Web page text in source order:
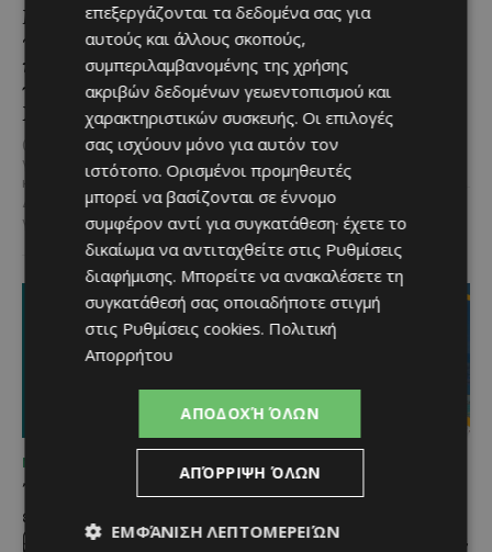
Μια βραδιά γεμάτη
παράδοση, μουσική και
κέφι στον Δελίκηπο για
τη γιορτή του
Χρυσοσώτηρος
@menoumekypro Μια βραδιά
γεμάτη παράδοση, μουσική, χορό
και αυθεντικές γεύσεις στον
Δελίκηπο!
Το κρητικό
γλέντι,...
Βραδινή πεζοπορία στον
Μαχαιρά με τον σκύλο
σου και θέα τις Περσείδες
Αν αγαπάς τις βόλτες στη φύση
και δεν αποχωρίζεσαι ποτέ τον
τετράποδο φίλο σου, τότε αυτή
η εμπειρία...
ΜΈΝΟΥΜΕ ΚΎΠΡΟ
Τα Λεύκαρα
ετοιμάζονται για μία
βραδιά γεμάτη street
ΜΈΝΟΥΜΕ ΚΎΠΡΟ
Το 10ο Φεστιβάλ
επιστρέφει στον Πρωταρά
επεξεργάζονται τα δεδομένα σας για
αυτούς και άλλους σκοπούς,
συμπεριλαμβανομένης της χρήσης
ακριβών δεδομένων γεωεντοπισμού και
χαρακτηριστικών συσκευής. Οι επιλογές
σας ισχύουν μόνο για αυτόν τον
ιστότοπο. Ορισμένοι προμηθευτές
μπορεί να βασίζονται σε έννομο
συμφέρον αντί για συγκατάθεση· έχετε το
δικαίωμα να αντιταχθείτε στις Ρυθμίσεις
διαφήμισης. Μπορείτε να ανακαλέσετε τη
συγκατάθεσή σας οποιαδήποτε στιγμή
στις Ρυθμίσεις cookies. Πολιτική
Απορρήτου
ΑΠΟΔΟΧΉ ΌΛΩΝ
ΑΠΌΡΡΙΨΗ ΌΛΩΝ
ΕΜΦΆΝΙΣΗ ΛΕΠΤΟΜΕΡΕΙΏΝ